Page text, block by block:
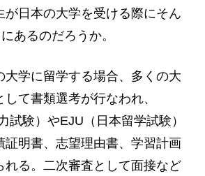
日本の大学を受ける際にそん
あるのだろうか。
学に留学する場合、多くの大
て書類選考が行なわれ、
試験）やEJU（日本留学試験）
証明書、志望理由書、学習計画
れる。二次審査として面接など